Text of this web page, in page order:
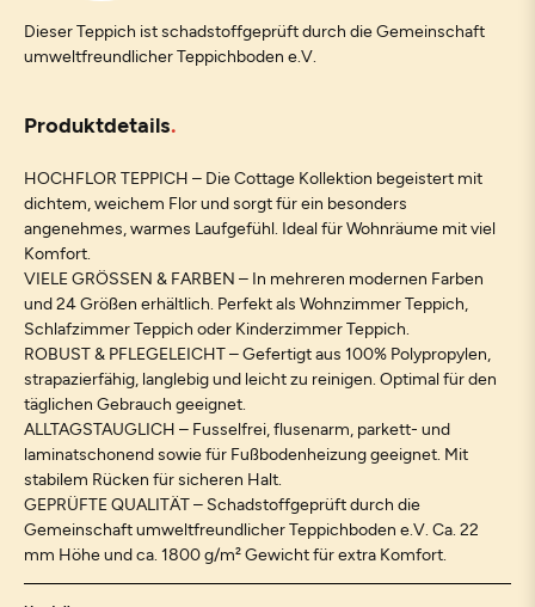
Dieser Teppich ist schadstoffgeprüft durch die Gemeinschaft
umweltfreundlicher Teppichboden e.V.
Produktdetails
HOCHFLOR TEPPICH – Die Cottage Kollektion begeistert mit
dichtem, weichem Flor und sorgt für ein besonders
angenehmes, warmes Laufgefühl. Ideal für Wohnräume mit viel
Komfort.
VIELE GRÖSSEN & FARBEN – In mehreren modernen Farben
und 24 Größen erhältlich. Perfekt als Wohnzimmer Teppich,
Schlafzimmer Teppich oder Kinderzimmer Teppich.
ROBUST & PFLEGELEICHT – Gefertigt aus 100% Polypropylen,
strapazierfähig, langlebig und leicht zu reinigen. Optimal für den
täglichen Gebrauch geeignet.
ALLTAGSTAUGLICH – Fusselfrei, flusenarm, parkett- und
laminatschonend sowie für Fußbodenheizung geeignet. Mit
stabilem Rücken für sicheren Halt.
GEPRÜFTE QUALITÄT – Schadstoffgeprüft durch die
Gemeinschaft umweltfreundlicher Teppichboden e.V. Ca. 22
mm Höhe und ca. 1800 g/m² Gewicht für extra Komfort.